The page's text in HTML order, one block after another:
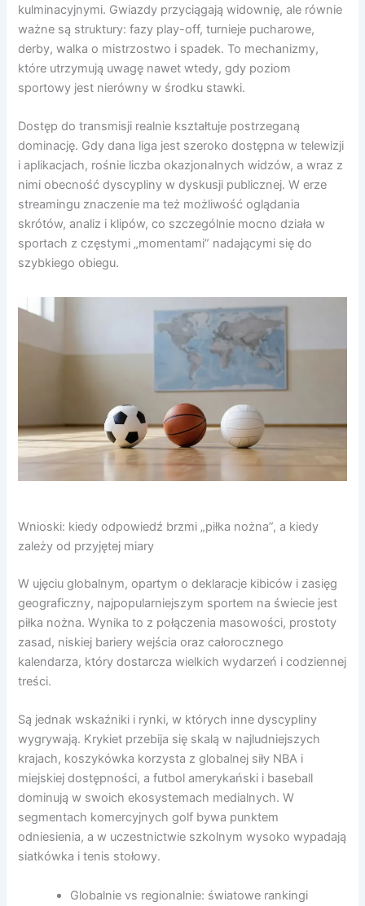
kulminacyjnymi. Gwiazdy przyciągają widownię, ale równie
ważne są struktury: fazy play-off, turnieje pucharowe,
derby, walka o mistrzostwo i spadek. To mechanizmy,
które utrzymują uwagę nawet wtedy, gdy poziom
sportowy jest nierówny w środku stawki.
Dostęp do transmisji realnie kształtuje postrzeganą
dominację. Gdy dana liga jest szeroko dostępna w telewizji
i aplikacjach, rośnie liczba okazjonalnych widzów, a wraz z
nimi obecność dyscypliny w dyskusji publicznej. W erze
streamingu znaczenie ma też możliwość oglądania
skrótów, analiz i klipów, co szczególnie mocno działa w
sportach z częstymi „momentami” nadającymi się do
szybkiego obiegu.
Wnioski: kiedy odpowiedź brzmi „piłka nożna”, a kiedy
zależy od przyjętej miary
W ujęciu globalnym, opartym o deklaracje kibiców i zasięg
geograficzny, najpopularniejszym sportem na świecie jest
piłka nożna. Wynika to z połączenia masowości, prostoty
zasad, niskiej bariery wejścia oraz całorocznego
kalendarza, który dostarcza wielkich wydarzeń i codziennej
treści.
Są jednak wskaźniki i rynki, w których inne dyscypliny
wygrywają. Krykiet przebija się skalą w najludniejszych
krajach, koszykówka korzysta z globalnej siły NBA i
miejskiej dostępności, a futbol amerykański i baseball
dominują w swoich ekosystemach medialnych. W
segmentach komercyjnych golf bywa punktem
odniesienia, a w uczestnictwie szkolnym wysoko wypadają
siatkówka i tenis stołowy.
Globalnie vs regionalnie: światowe rankingi